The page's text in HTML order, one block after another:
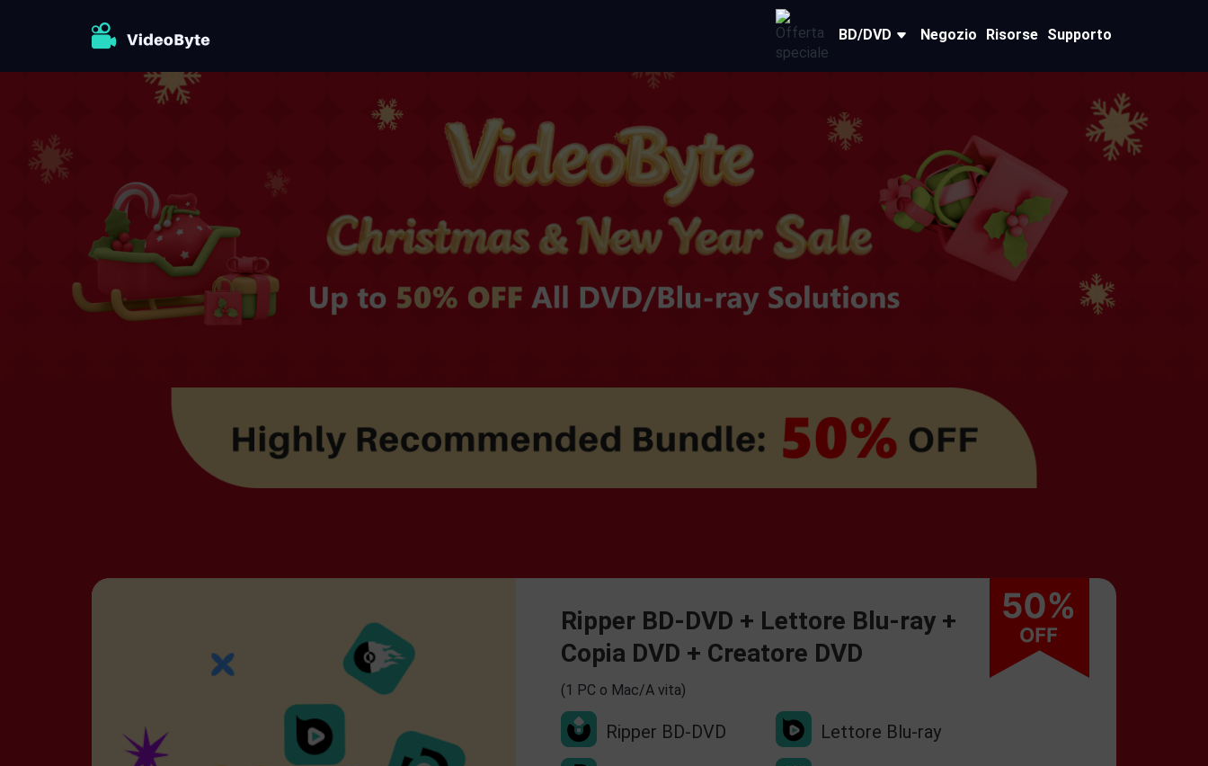
BD/DVD Negozio Risorse Supporto
Ripper BD-DVD + Lettore Blu-ray +
Copia DVD + Creatore DVD
(1 PC o Mac/A vita)
Ripper BD-DVD Lettore Blu-ray